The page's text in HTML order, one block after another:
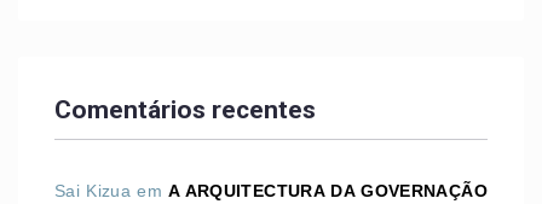
Comentários recentes
Sai Kizua emA ARQUITECTURA DA GOVERNAÇÃO